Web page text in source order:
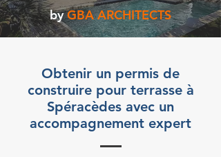
by GBA ARCHITECTS
Obtenir un permis de
construire pour terrasse à
Spéracèdes avec un
accompagnement expert